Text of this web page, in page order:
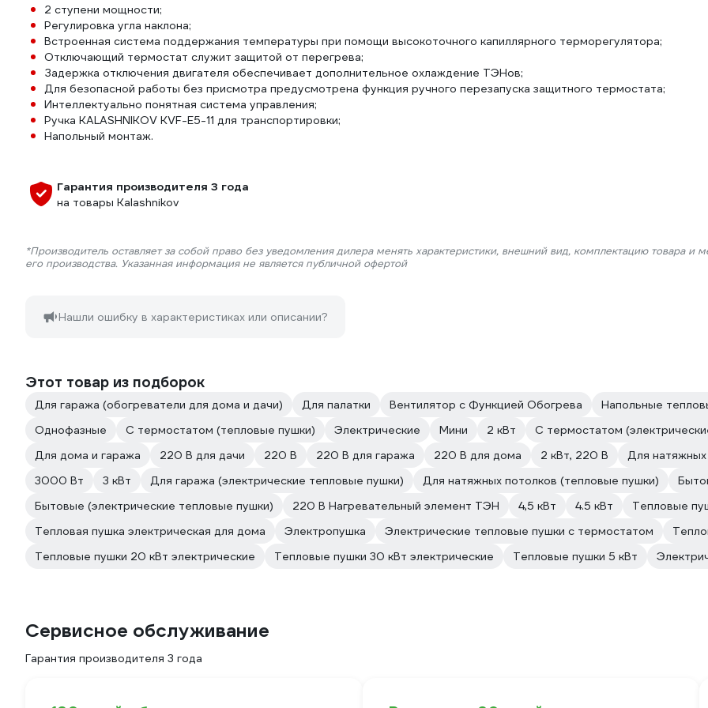
2 ступени мощности;
Регулировка угла наклона;
Встроенная система поддержания температуры при помощи высокоточного капиллярного терморегулятора;
Отключающий термостат служит защитой от перегрева;
Задержка отключения двигателя обеспечивает дополнительное охлаждение ТЭНов;
Для безопасной работы без присмотра предусмотрена функция ручного перезапуска защитного термостата;
Интеллектуально понятная система управления;
Ручка KALASHNIKOV KVF-E5-11 для транспортировки;
Напольный монтаж.
Гарантия производителя 3 года
на товары Kalashnikov
*Производитель оставляет за собой право без уведомления дилера менять характеристики, внешний вид, комплектацию товара и
его производства. Указанная информация не является публичной офертой
Нашли ошибку в характеристиках или описании?
Этот товар из подборок
Для гаража (обогреватели для дома и дачи) Для палатки Вентилятор с Функцией Обогрева
Напольные
Однофазные
С термостатом (тепловые пушки) Электрические Мини 2 кВт
С термостатом
Для дома и гаража
220 В для дачи 220 В 220 В для гаража 220 В для дома 2 кВт, 220 В
Для натяжных
3000 Вт
3 кВт Для гаража (электрические тепловые пушки) Для натяжных потолков (тепловые пушки)
Бытовые (электрические тепловые пушки)
220 В Нагревательный элемент ТЭН 4,5 кВт 4.5 кВт
Тепловые
Тепловая пушка электрическая для дома
Электропушка Электрические тепловые пушки с термостатом
Тепловые пушки 20 кВт электрические
Тепловые пушки 30 кВт электрические Тепловые пушки 5 кВт
Сервисное обслуживание
Гарантия производителя 3 года